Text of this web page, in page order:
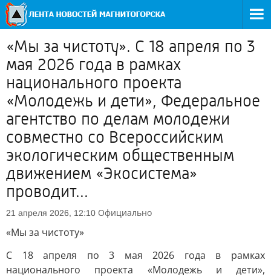
«Мы за чистоту». С 18 апреля по 3
мая 2026 года в рамках
национального проекта
«Молодежь и дети», Федеральное
агентство по делам молодежи
совместно со Всероссийским
экологическим общественным
движением «Экосистема»
проводит...
21 апреля 2026, 12:10 Официально
«Мы за чистоту»
С 18 апреля по 3 мая 2026 года в рамках
национального проекта «Молодежь и дети»,